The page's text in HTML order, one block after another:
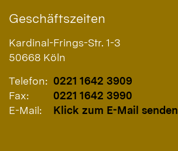
Geschäftszeiten
Kardinal-Frings-Str. 1-3
50668 Köln
Telefon: 0221 1642 3909
Fax:
0221 1642 3990
E-Mail:
Klick zum E-Mail senden